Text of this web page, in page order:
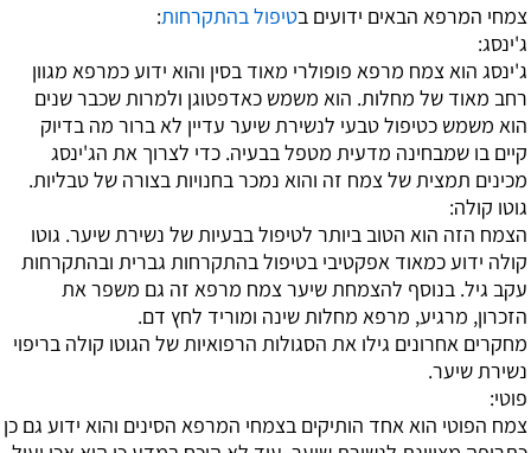
צמחי המרפא הבאים ידועים בטיפול בהתקרחות:
ג'ינסג:
ג'ינסג הוא צמח מרפא פופולרי מאוד בסין והוא ידוע כמרפא מגוון
רחב מאוד של מחלות. הוא משמש כאדפטוגן ולמרות שכבר שנים
הוא משמש כטיפול טבעי לנשירת שיער עדיין לא ברור מה בדיוק
קיים בו שמבחינה מדעית מטפל בבעיה. כדי לצרוך את הג'ינסג
מכינים תמצית של צמח זה והוא נמכר בחנויות בצורה של טבליות.
גוטו קולה:
הצמח הזה הוא הטוב ביותר לטיפול בבעיות של נשירת שיער. גוטו
קולה ידוע כמאוד אפקטיבי בטיפול בהתקרחות גברית ובהתקרחות
עקב גיל. בנוסף להצמחת שיער צמח מרפא זה גם משפר את
הזכרון, מרגיע, מרפא מחלות שינה ומוריד לחץ דם.
מחקרים אחרונים גילו את הסגולות הרפואיות של הגוטו קולה בריפוי
נשירת שיער.
פוטי:
צמח הפוטי הוא אחד הותיקים בצמחי המרפא הסינים והוא ידוע גם כן